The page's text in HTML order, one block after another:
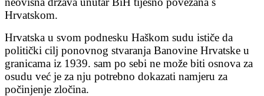
Hrvatskom.
Hrvatska u svom podnesku Haškom sudu ističe da
politički cilj ponovnog stvaranja Banovine Hrvatske u
granicama iz 1939. sam po sebi ne može biti osnova za
osudu već je za nju potrebno dokazati namjeru za
počinjenje zločina.